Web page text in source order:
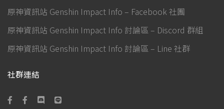
原神資訊站 Genshin Impact Info – Facebook 社團
原神資訊站 Genshin Impact Info 討論區 – Discord 群組
原神資訊站 Genshin Impact Info 討論區 – Line 社群
社群連結